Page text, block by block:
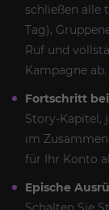
schließen alle
Tag),
Ruf und
Kampagne ab.
Fortschritt
Story-Kapitel,
im
für Ihr Konto
Epische